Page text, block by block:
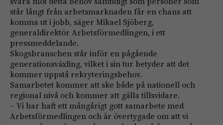
står långt från arbetsmarknaden får en chans att
komma ut i jobb, säger Mikael Sjöberg,
generaldirektör Arbetsförmedlingen, i ett
pressmeddelande.
Skogsbranschen står inför en pågående
generationsväxling, vilket i sin tur betyder att det
kommer uppstå rekryteringsbehov.
Samarbetet kommer att ske både på nationell och
regional nivå och kommer att gälla tillsvidare.
– Vi har haft ett mångårigt gott samarbete med
Arbetsförmedlingen och är övertygade om att vi